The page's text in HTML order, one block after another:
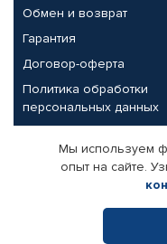
Обмен и возврат
Гарантия
Договор-оферта
Политика обработки
персональных данных
Партнерам
Корпоративным
Поставщикам
Мы используем
опыт на сайте.